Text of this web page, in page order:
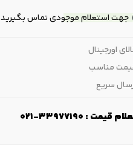
عرض :
جهت استعلام موجودی تماس بگیرید
اورجینال
مناسب
سریع
قیمت : 33977190-021